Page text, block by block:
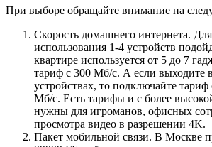
При выборе обращайте внимание на
Скорость домашнего интернета.
использования 1-4 устройств
квартире используется от 5 до 7
тариф с 300 Мб/с. А если выходите
устройствах, то подключайте
Мб/с. Есть тарифы и с более
нужны для игроманов, офисных
просмотра видео в разрешении 4K.
Пакет мобильной связи. В Москве